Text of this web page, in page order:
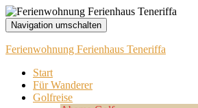
Navigation umschalten
Ferienwohnung Ferienhaus Teneriffa
Start
Für Wanderer
Golfreise